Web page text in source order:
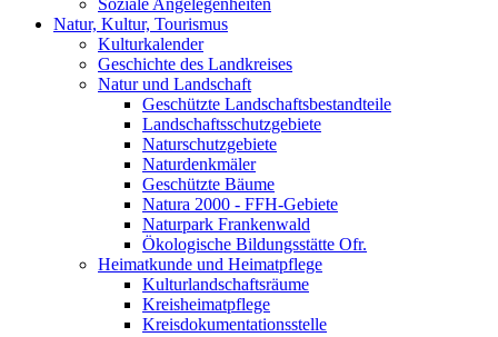
Soziale Angelegenheiten
Natur, Kultur, Tourismus
Kulturkalender
Geschichte des Landkreises
Natur und Landschaft
Geschützte Landschaftsbestandteile
Landschaftsschutzgebiete
Naturschutzgebiete
Naturdenkmäler
Geschützte Bäume
Natura 2000 - FFH-Gebiete
Naturpark Frankenwald
Ökologische Bildungsstätte Ofr.
Heimatkunde und Heimatpflege
Kulturlandschaftsräume
Kreisheimatpflege
Kreisdokumentationsstelle